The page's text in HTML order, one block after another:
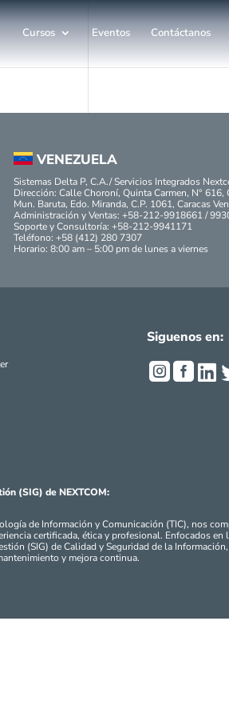
Cursos Eventos Contáctanos
VENEZUELA
Sistemas Delta P, C.A./ Servicios Integrados
Dirección: Calle Choroní, Quinta Carmen, N° 616,
Mun. Baruta, Edo. Miranda, C.P. 1061, Caracas
Administración y Ventas: +58-212-9918661 /
Soporte y Consultoría: +58-212-9941171
Teléfono: +58 (412) 280 7307
Horario: 8:00 am – 5:00 pm de lunes a viernes
Siguenos en:
 
(SIG) de NEXTCOM:
de Información y Comunicación (TIC), nos
certificada, ética y profesional. Enfocados en
(SIG) de Calidad y Seguridad de la
y mejora continua.